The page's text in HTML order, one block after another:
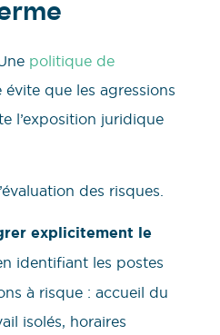
politique de
évite que les agressions
l’exposition juridique
des risques.
explicitement le
identifiant les postes
à risque : accueil du
isolés, horaires